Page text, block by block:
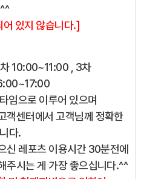
어 있지 않습니다.]
10:00~11:00 , 3차
임으로 이루어 있으며
객센터에서 고객님께 정확한
다.
신 레포츠 이용시간 30분전에
주시는 게 가장 좋으십니다.^^